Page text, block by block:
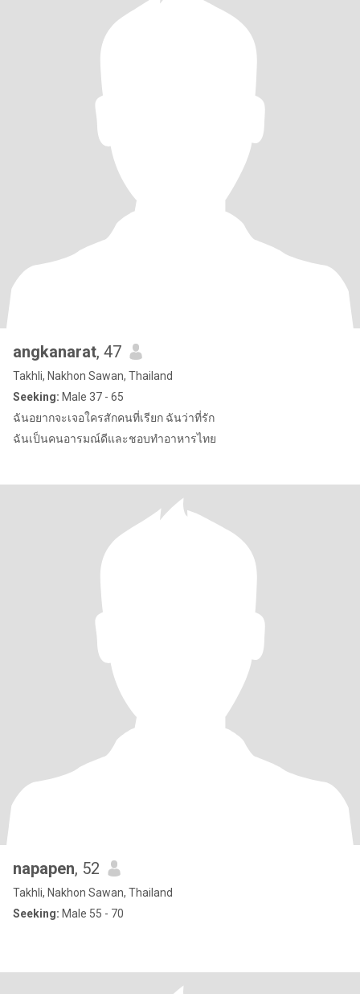
angkanarat, 47
Takhli, Nakhon Sawan, Thailand
Seeking: Male 37 - 65
ฉันอยากจะเจอใครสักคนที่เรียก ฉันว่าที่รัก
ฉันเป็นคนอารมณ์ดีและชอบทำอาหารไทย
napapen, 52
Takhli, Nakhon Sawan, Thailand
Seeking: Male 55 - 70